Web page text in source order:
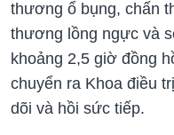
thương ổ bụng, chấn
thương lồng ngực và
khoảng 2,5 giờ đồng
chuyển ra Khoa điều
dõi và hồi sức tiếp.